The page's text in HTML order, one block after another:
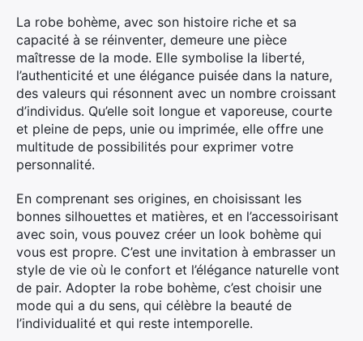
La robe bohème, avec son histoire riche et sa
capacité à se réinventer, demeure une pièce
maîtresse de la mode. Elle symbolise la liberté,
l’authenticité et une élégance puisée dans la nature,
des valeurs qui résonnent avec un nombre croissant
d’individus. Qu’elle soit longue et vaporeuse, courte
et pleine de peps, unie ou imprimée, elle offre une
multitude de possibilités pour exprimer votre
personnalité.
En comprenant ses origines, en choisissant les
bonnes silhouettes et matières, et en l’accessoirisant
avec soin, vous pouvez créer un look bohème qui
vous est propre. C’est une invitation à embrasser un
style de vie où le confort et l’élégance naturelle vont
de pair. Adopter la robe bohème, c’est choisir une
mode qui a du sens, qui célèbre la beauté de
l’individualité et qui reste intemporelle.